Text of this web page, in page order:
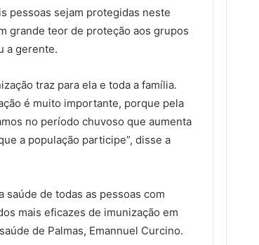
pessoas sejam protegidas neste
grande teor de proteção aos grupos
a gerente.
traz para ela e toda a família.
é muito importante, porque pela
no período chuvoso que aumenta
a população participe”, disse a
saúde de todas as pessoas com
mais eficazes de imunização em
de Palmas, Emannuel Curcino.